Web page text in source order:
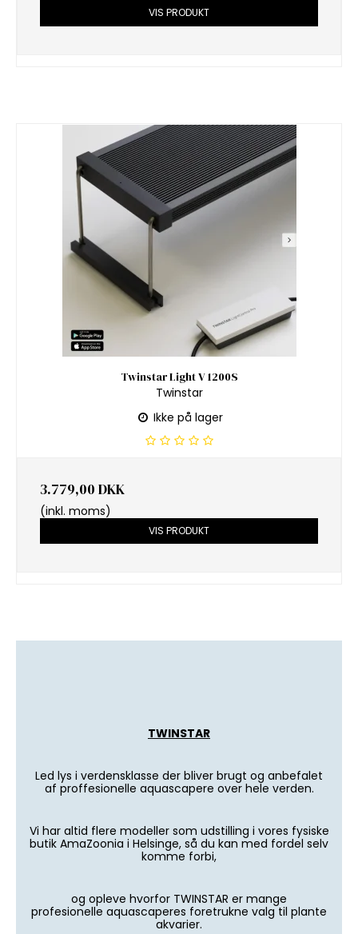
VIS PRODUKT
Twinstar Light V 1200S
Twinstar
Ikke på lager
3.779,00 DKK
(inkl. moms)
VIS PRODUKT
TWINSTAR
Led lys i verdensklasse der bliver brugt og anbefalet
af proffesionelle aquascapere over hele verden.
Vi har altid flere modeller som udstilling i vores fysiske
butik AmaZoonia i Helsinge, så du kan med fordel selv
komme forbi,
og opleve hvorfor TWINSTAR er mange
profesionelle aquascaperes foretrukne valg til plante
akvarier.